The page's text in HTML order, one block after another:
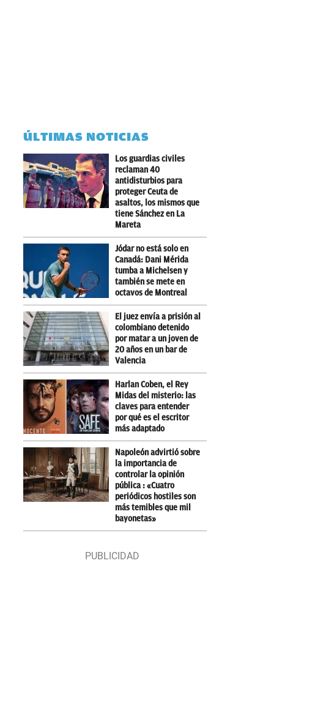
ÚLTIMAS NOTICIAS
Los guardias civiles
reclaman 40
antidisturbios para
proteger Ceuta de
asaltos, los mismos que
tiene Sánchez en La
Mareta
Jódar no está solo en
Canadá: Dani Mérida
tumba a Michelsen y
también se mete en
octavos de Montreal
El juez envía a prisión al
colombiano detenido
por matar a un joven de
20 años en un bar de
Valencia
Harlan Coben, el Rey
Midas del misterio: las
claves para entender
por qué es el escritor
más adaptado
Napoleón advirtió sobre
la importancia de
controlar la opinión
pública : «Cuatro
periódicos hostiles son
más temibles que mil
bayonetas»